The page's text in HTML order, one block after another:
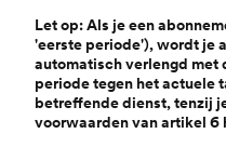
Let op: Als je een
'eerste periode'), wordt je
automatisch verlengd met
periode tegen het actuele
betreffende dienst, tenzij
voorwaarden van artikel 6